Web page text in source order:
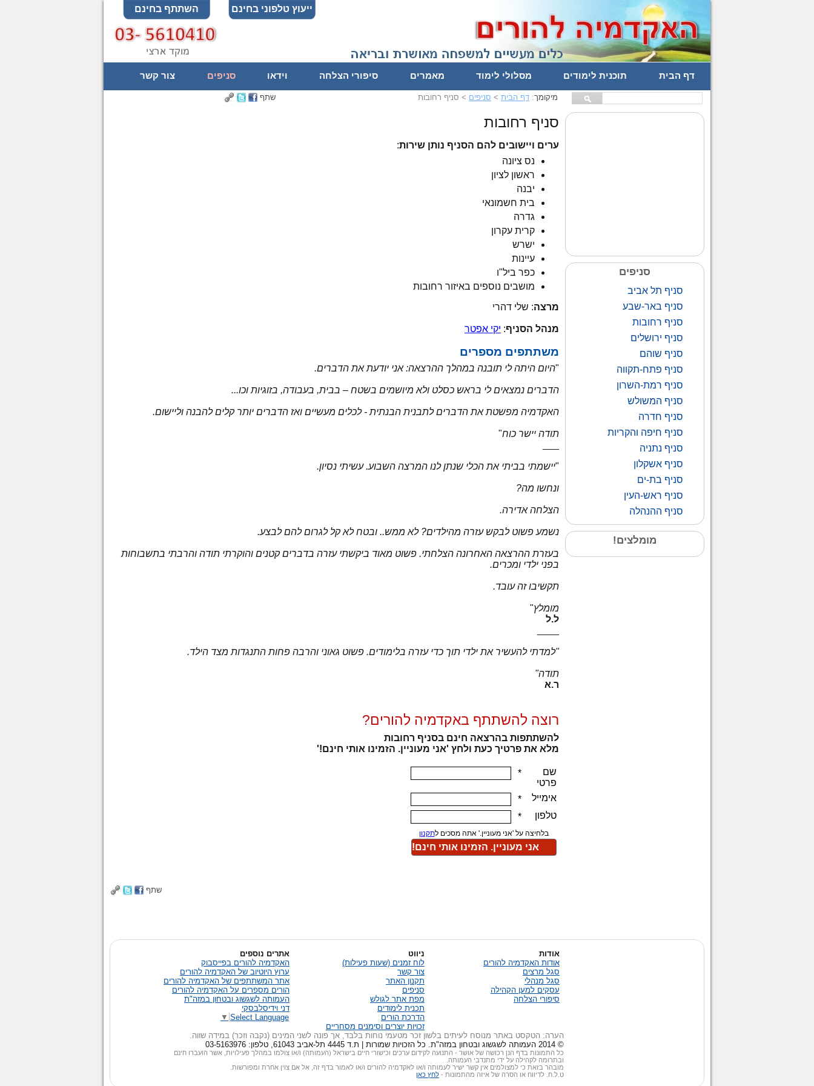
השתתף בחינם ייעוץ טלפוני בחינם
דף הבית תוכנית לימודים מסלולי לימוד מאמרים סיפורי הצלחה וידאו סניפים צור קשר
שתף מיקומך: דף הבית > סניפים > סניף רחובות
סניפים
סניף תל אביב
סניף באר-שבע
סניף רחובות
סניף ירושלים
סניף שוהם
סניף פתח-תקווה
סניף רמת-השרון
סניף המשולש
סניף חדרה
סניף חיפה והקריות
סניף נתניה
סניף אשקלון
סניף בת-ים
סניף ראש-העין
סניף ההנהלה
מומלצים!
סניף רחובות
ערים ויישובים להם הסניף נותן שירות:
נס ציונה
ראשון לציון
יבנה
בית חשמונאי
גדרה
קרית עקרון
ישרש
עיינות
כפר ביל"ו
מושבים נוספים באיזור רחובות
מרצה: שלי דהרי
מנהל הסניף: יקי אפטר
משתתפים מספרים
"היום היתה לי תובנה במהלך ההרצאה: אני יודעת את הדברים.
הדברים נמצאים לי בראש כסלט ולא מיושמים בשטח – בבית, בעבודה, בזוגיות וכו...
האקדמיה מפשטת את הדברים לתבנית הבנתית - לכלים מעשיים ואז הדברים יותר קלים להבנה וליישום.
תודה יישר כוח"
"יישמתי בביתי את הכלי שנתן לנו המרצה השבוע.עשיתי נסיון.
ונחשו מה?
הצלחה אדירה.
נשמע פשוט לבקש עזרה מהילדים? לא ממש.. ובטח לא קל לגרום להם לבצע.
בעזרת ההרצאה האחרונה הצלחתי. פשוט מאוד ביקשתי עזרה בדברים קטנים והוקרתי תודה והרבתי בתשבוחות
בפני ילדי ומכרים.
תקשיבו זה עובד.
מומלץ"
ל.ל
"למדתי להעשיר את ילדי תוך כדי עזרה בלימודים. פשוט גאוני והרבה פחות התנגדות מצד הילד.
תודה"
ר.א
רוצה להשתתף באקדמיה להורים?
להשתתפות בהרצאה חינם בסניף רחובות
מלא את פרטיך כעת ולחץ 'אני מעוניין. הזמינו אותי חינם!'
שתף
אודות
אודות האקדמיה להורים
סגל מרצים
סגל מנהלי
עסקים למען הקהילה
סיפורי הצלחה
ניווט
לוח זמנים (שעות פעילות)
צור קשר
תקנון האתר
סניפים
מפת אתר לגולש
תכנית לימודים
הדרכת הורים
זכויות יוצרים וסימנים מסחריים
אתרים נוספים
האקדמיה להורים בפייסבוק
ערוץ היוטיוב של האקדמיה להורים
אתר המשתתפים של האקדמיה להורים
הורים מספרים על האקדמיה להורים
העמותה לשגשוג ובטחון במזה"ת
דני וידיסלבסקי
Select Language
▼
הערה: הטקסט באתר מנוסח לעיתים בלשון זכר מטעמי נוחות בלבד, אך פונה לשני המינים (נקבה וזכר) במידה שווה.
© 2014 העמותה לשגשוג ובטחון במזה"ת. כל הזכויות שמורות | ת.ד 4445 תל-אביב 61043, טלפון: 03-5163976
כל התמונות בדף הנן רכושה של אושר - התנועה לקידום ערכים וכישורי חיים בישראל (העמותה) ו/או צולמו במהלך פעילויות, אשר הועברו חינם
ובתרומה לקהילה על ידי מתנדבי העמותה.
מובהר בזאת כי למצולמים אין קשר ישיר לעמותה ו/או לאקדמיה להורים ו/או לאמור בדף זה, אל אם צוין אחרת ומפורשות.
ט.ל.ח. לדיווח או הסרה של איזה מהתמונות - לחץ כאן